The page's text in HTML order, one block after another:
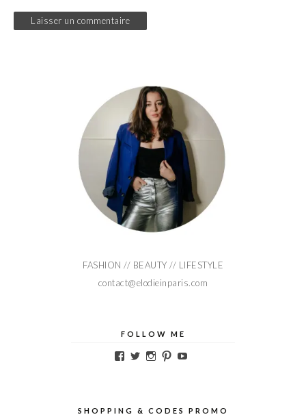
FASHION // BEAUTY // LIFESTYLE
contact@elodieinparis.com
FOLLOW ME
Voir
sur
Voir
sur
Voir
sur
Voir
sur sur
SHOPPING & CODES PROMO